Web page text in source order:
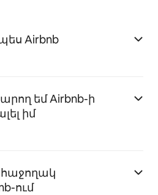
Airbnb
եմ Airbnb-ի
իմ
ում